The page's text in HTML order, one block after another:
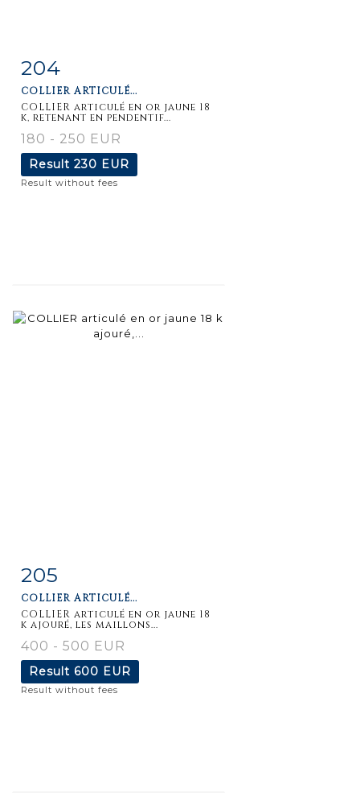
Item detail
204
COLLIER ARTICULÉ...
COLLIER articulé en or jaune 18
k, retenant en pendentif...
180 - 250 EUR
Result 230 EUR
Result without fees
Item detail
205
COLLIER ARTICULÉ...
COLLIER articulé en or jaune 18
k ajouré, les maillons...
400 - 500 EUR
Result 600 EUR
Result without fees